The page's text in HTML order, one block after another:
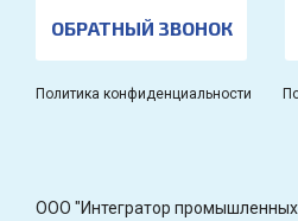
ОБРАТНЫЙ ЗВОНОК
Политика конфиденциальности
OOO "Интегратор